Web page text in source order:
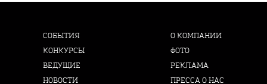
СОБЫТИЯ
КОНКУРСЫ
ВЕДУЩИЕ
НОВОСТИ
О КОМПАНИИ
ФОТО
РЕКЛАМА
ПРЕССА О НАС